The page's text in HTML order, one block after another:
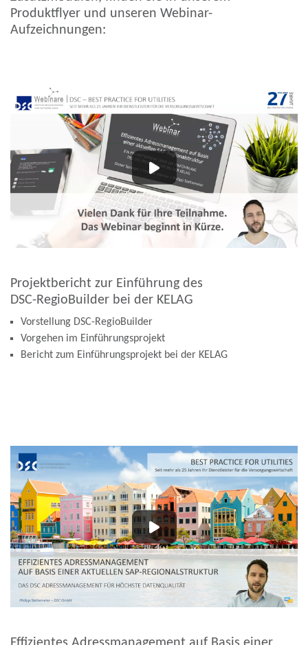
Produktflyer und unseren Webinar-
Aufzeichnungen:
Projektbericht zur Einführung des
DSC-RegioBuilder bei der KELAG
Vorstellung DSC-RegioBuilder
Vorgehen im Einführungsprojekt
Bericht zum Einführungsprojekt bei der KELAG